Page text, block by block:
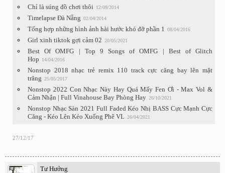
Chỉ là súng đồ chơi thôi 12/09/2014
Timelapse Đà Nẵng 02/04/2014
Tổng hợp những hình ảnh hài hước khó đỡ phần 1 08/04/2016
Girl xinh tiktok gợi cảm 02 20/05/2021
Best Of OMFG | Top 9 Songs of OMFG | Best of Glitch
Hop
14/04/2016
Nonstop 2018 nhạc trẻ remix 110 track cực căng bay lên mặt
trăng 25/05/2017
Nonstop 2022 Con Nhạc Này Hay Quá Mấy Fen Ơi - Max Vol &
Cảm Nhận | Full Vinahouse Bay Phòng Hay 26/10/2021
Nonstop Nhạc Sàn 2021 Full Faded Kéo Nhị BASS Cực Mạnh Cực
Căng - Kéo Lên Kéo Xuống Phê VL 26/04/2021
27/12/17
Tư Hưởng